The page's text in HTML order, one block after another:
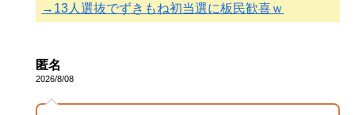
→13人選抜でずきもね初当選に板民歓喜ｗ
匿名
2026/8/08